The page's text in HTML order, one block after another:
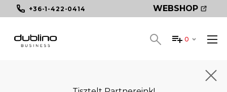
+36-1-422-0414 WEBSHOP
0